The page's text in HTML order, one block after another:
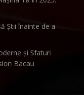
Știi înainte de a
și Sfaturi
Bacau